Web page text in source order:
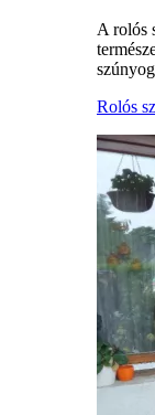
A rolós
Rolós